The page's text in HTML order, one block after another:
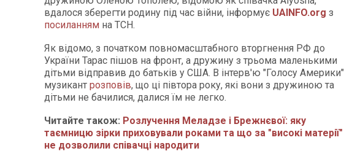
вдалося зберегти родину під час війни, інформує UAINFO.org з
посиланням на ТСН.
Як відомо, з початком повномасштабного вторгнення РФ до
України Тарас пішов на фронт, а дружину з трьома маленькими
дітьми відправив до батьків у США. В інтерв'ю "Голосу Америки"
музикант розповів, що ці півтора року, які вони з дружиною та
дітьми не бачилися, далися їм не легко.
Читайте також: Розлучення Меладзе і Брежнєвої: яку
таємницю зірки приховували роками та що за "високі матерії"
не дозволили співачці народити